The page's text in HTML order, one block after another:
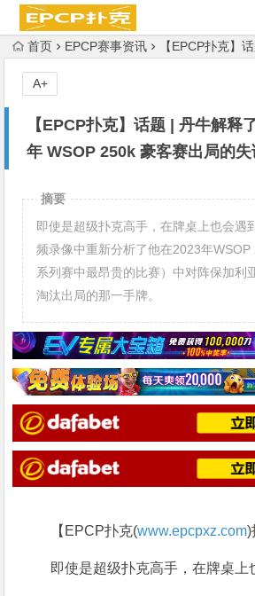
首页 EPCP赛事资讯 【EPCP扑克】话题 | 丹牛解释
【EPCP扑克】话题 | 丹牛解释
年 WSOP 250k 豪客赛出局的失
A+
摘要
即使是超级扑克高手，在牌桌上也会遇
频录像中重新分析了他在2023年
系列赛中最昂贵的比赛）中对阵保加利
淘汰出局的那一手牌。
【EPCP扑克(www.epcpxz.com)
即使是超级扑克高手，在牌桌上